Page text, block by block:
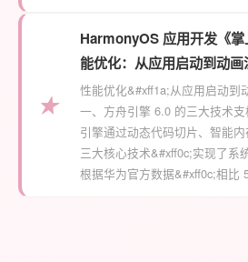
★
HarmonyOS 应用开发《
能优化：从应用启动到动
性能优化&#xff1a;从应用启动到
一、方舟引擎 6.0 的三大技术
引擎通过动态代码切片、智能
三大核心技术&#xff0c;实现了系
根据华为官方数据&#xff0c;相比